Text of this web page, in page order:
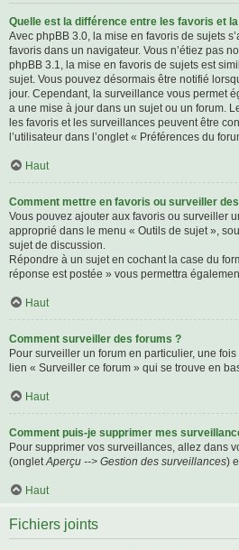
Quelle est la différence entre les favoris et
Avec phpBB 3.0, la mise en favoris de sujets
favoris dans un navigateur. Vous n’étiez pas
phpBB 3.1, la mise en favoris de sujets est
sujet. Vous pouvez désormais être notifié
jour. Cependant, la surveillance vous permet
a une mise à jour dans un sujet ou un forum.
les favoris et les surveillances peuvent être
l’utilisateur dans l’onglet « Préférences du
Haut
Comment mettre en favoris ou surveiller
Vous pouvez ajouter aux favoris ou surveiller
approprié dans le menu « Outils de sujet »,
sujet de discussion.
Répondre à un sujet en cochant la case du
réponse est postée » vous permettra
Haut
Comment surveiller des forums ?
Pour surveiller un forum en particulier, une
lien « Surveiller ce forum » qui se trouve en
Haut
Comment puis-je supprimer mes
Pour supprimer vos surveillances, allez dans
(ongletAperçu --> Gestion des surveillances)
Haut
Fichiers joints